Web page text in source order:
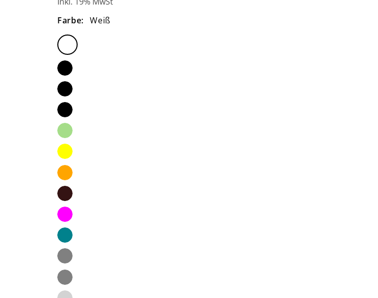
Farbe:
Weiß
Weiß
Schwarz
pur
Schwarz/Weiß
Schwarz/grau
schwarz/lime-
grun
Schwarz/gelb
Schwarz/orange
Schwarz/Rot
Fuchsia
surf
blau
graphite
Grau